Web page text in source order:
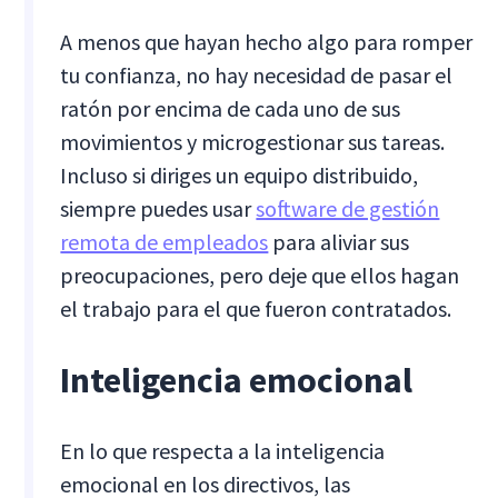
A menos que hayan hecho algo para romper
tu confianza, no hay necesidad de pasar el
ratón por encima de cada uno de sus
movimientos y microgestionar sus tareas.
Incluso si diriges un equipo distribuido,
siempre puedes usarsoftware de gestión
remota de empleados para aliviar sus
preocupaciones, pero deje que ellos hagan
el trabajo para el que fueron contratados.
Inteligencia emocional
En lo que respecta a la inteligencia
emocional en los directivos, las